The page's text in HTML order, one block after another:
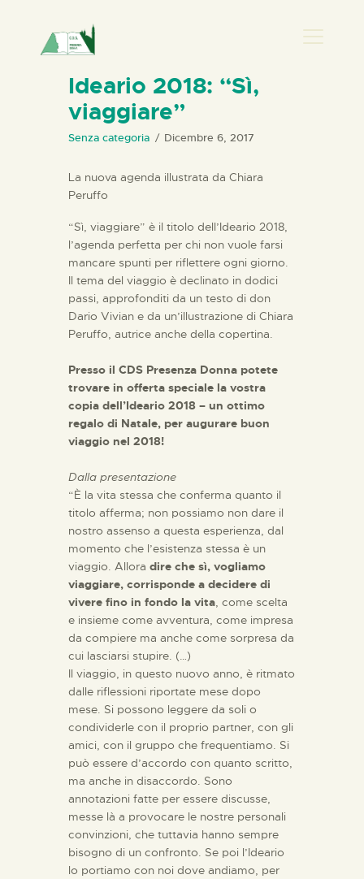
HOME
CHI SIAMO
PERCORSI
ELISA SALERNO
CONTATTI
Ideario 2018: “Sì,
viaggiare”
Senza categoria Dicembre 6, 2017
La nuova agenda illustrata da Chiara
Peruffo
“Sì, viaggiare” è il titolo dell’Ideario 2018,
l’agenda perfetta per chi non vuole farsi
mancare spunti per riflettere ogni giorno.
Il tema del viaggio è declinato in dodici
passi, approfonditi da un testo di don
Dario Vivian e da un’illustrazione di Chiara
Peruffo, autrice anche della copertina.
Presso il CDS Presenza Donna potete
trovare in offerta speciale la vostra
copia dell’Ideario 2018 – un ottimo
regalo di Natale, per augurare buon
viaggio nel 2018!
Dalla presentazione
“È la vita stessa che conferma quanto il
titolo afferma; non possiamo non dare il
nostro assenso a questa esperienza, dal
momento che l’esistenza stessa è un
viaggio. Allora dire che sì, vogliamo
viaggiare, corrisponde a decidere di
vivere fino in fondo la vita, come scelta
e insieme come avventura, come impresa
da compiere ma anche come sorpresa da
cui lasciarsi stupire. (…)
Il viaggio, in questo nuovo anno, è ritmato
dalle riflessioni riportate mese dopo
mese. Si possono leggere da soli o
condividerle con il proprio partner, con gli
amici, con il gruppo che frequentiamo. Si
può essere d’accordo con quanto scritto,
ma anche in disaccordo. Sono
annotazioni fatte per essere discusse,
messe là a provocare le nostre personali
convinzioni, che tuttavia hanno sempre
bisogno di un confronto. Se poi l’Ideario
lo portiamo con noi dove andiamo, per